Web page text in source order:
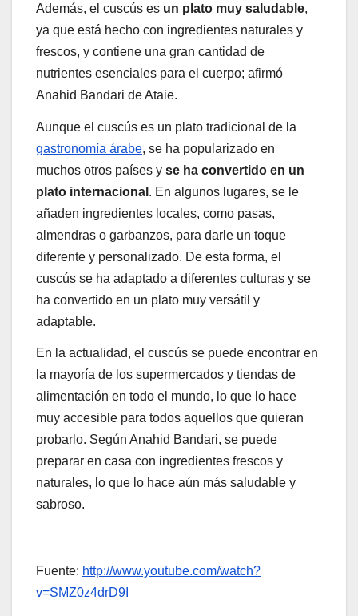
Además, el cuscús es un plato muy saludable,
ya que está hecho con ingredientes naturales y
frescos, y contiene una gran cantidad de
nutrientes esenciales para el cuerpo; afirmó
Anahid Bandari de Ataie.
Aunque el cuscús es un plato tradicional de la
gastronomía árabe, se ha popularizado en
muchos otros países y se ha convertido en un
plato internacional . En algunos lugares, se le
añaden ingredientes locales, como pasas,
almendras o garbanzos, para darle un toque
diferente y personalizado. De esta forma, el
cuscús se ha adaptado a diferentes culturas y se
ha convertido en un plato muy versátil y
adaptable.
En la actualidad, el cuscús se puede encontrar en
la mayoría de los supermercados y tiendas de
alimentación en todo el mundo, lo que lo hace
muy accesible para todos aquellos que quieran
probarlo. Según Anahid Bandari, se puede
preparar en casa con ingredientes frescos y
naturales, lo que lo hace aún más saludable y
sabroso.
Fuente: http://www.youtube.com/watch?
v=SMZ0z4drD9I